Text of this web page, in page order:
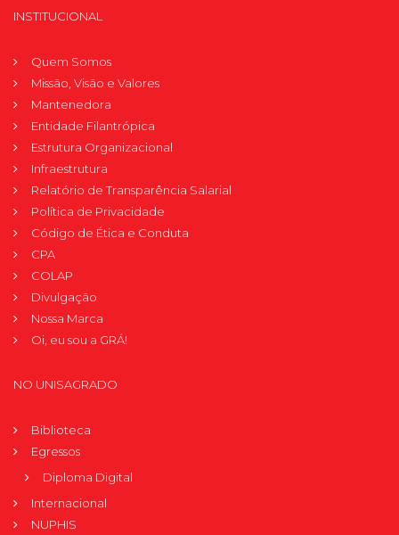
INSTITUCIONAL
Quem Somos
Missão, Visão e Valores
Mantenedora
Entidade Filantrópica
Estrutura Organizacional
Infraestrutura
Relatório de Transparência Salarial
Política de Privacidade
Código de Ética e Conduta
CPA
COLAP
Divulgação
Nossa Marca
Oi, eu sou a GRÁ!
NO UNISAGRADO
Biblioteca
Egressos
Diploma Digital
Internacional
NUPHIS